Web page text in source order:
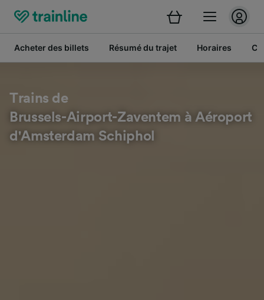
Acheter des billets Résumé du trajet Horaires
Trains de
Brussels-Airport-Zaventem à Aéroport
d'Amsterdam Schiphol